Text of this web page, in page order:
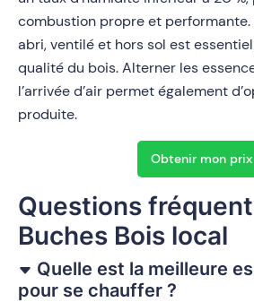
combustion propre et performante.
abri, ventilé et hors sol est
qualité du bois. Alterner les
l’arrivée d’air permet également
produite.
Obtenir mon prix
Questions
Buches Bois local
Quelle est la meilleure
pour se chauffer ?